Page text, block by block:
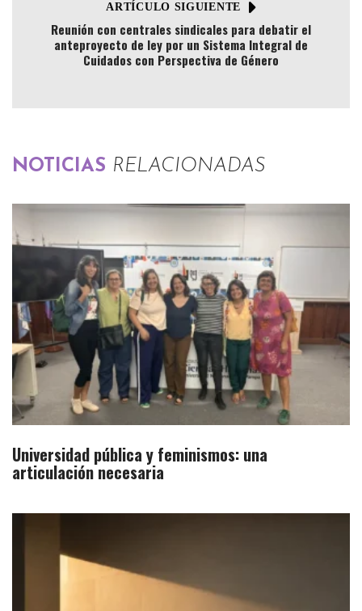
ARTÍCULO SIGUIENTE
Reunión con centrales sindicales para debatir el
anteproyecto de ley por un Sistema Integral de
Cuidados con Perspectiva de Género
NOTICIAS RELACIONADAS
Universidad pública y feminismos: una
articulación necesaria